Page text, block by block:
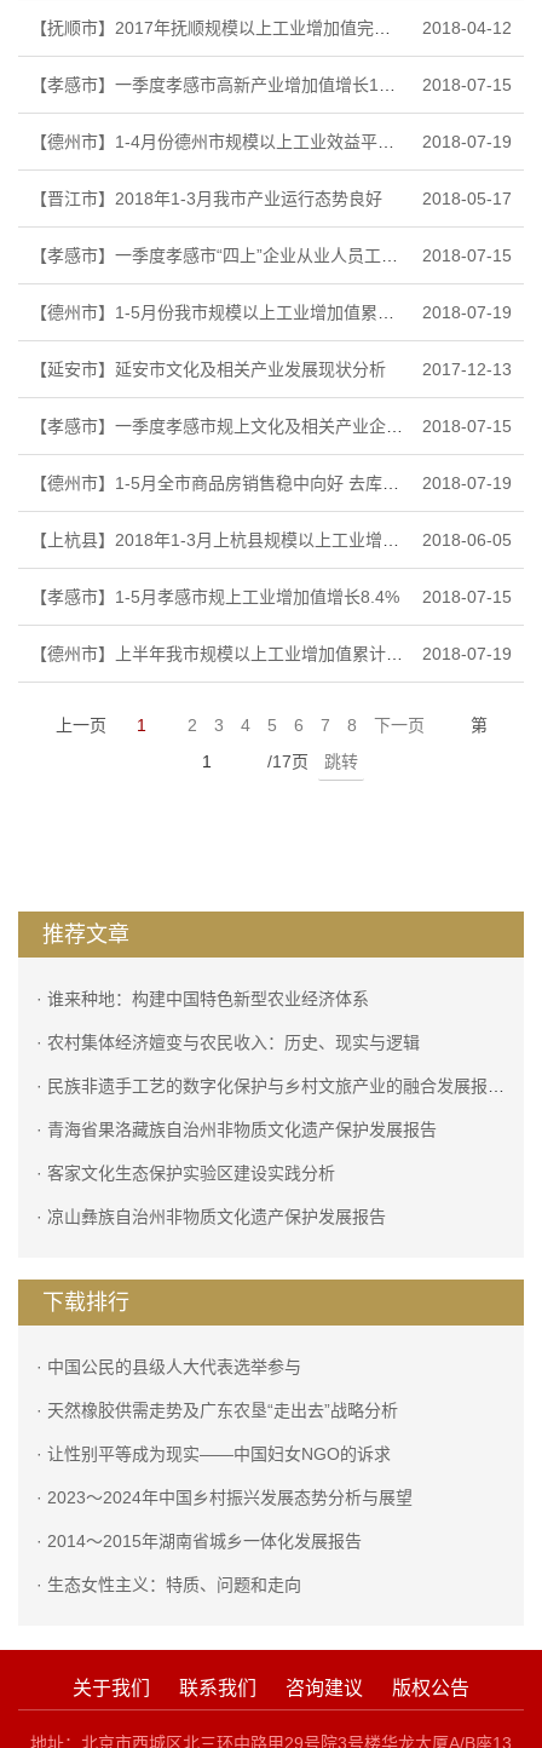
2018-04-12
【抚顺市】2017年抚顺规模以上工业增加值完成情况
2018-07-15
【孝感市】一季度孝感市高新产业增加值增长13.7%
2018-07-19
【德州市】1-4月份德州市规模以上工业效益平稳运行
2018-05-17
【晋江市】2018年1-3月我市产业运行态势良好
2018-07-15
【孝感市】一季度孝感市“四上”企业从业人员工资增长3.4%
2018-07-19
【德州市】1-5月份我市规模以上工业增加值累计增长8.0%
2017-12-13
【延安市】延安市文化及相关产业发展现状分析
2018-07-15
【孝感市】一季度孝感市规上文化及相关产业企业营业收入增长12.1%
2018-07-19
【德州市】1-5月全市商品房销售稳中向好 去库存成果继续巩固
2018-06-05
【上杭县】2018年1-3月上杭县规模以上工业增加值
2018-07-15
【孝感市】1-5月孝感市规上工业增加值增长8.4%
2018-07-19
【德州市】上半年我市规模以上工业增加值累计增长7.9%
上一页 1 2 3 4 5 6 7 8 下一页
第
/17页
跳转
推荐文章
· 谁来种地：构建中国特色新型农业经济体系
· 农村集体经济嬗变与农民收入：历史、现实与逻辑
· 青海省果洛藏族自治州非物质文化遗产保护发展报告
· 客家文化生态保护实验区建设实践分析
· 凉山彝族自治州非物质文化遗产保护发展报告
下载排行
· 中国公民的县级人大代表选举参与
· 天然橡胶供需走势及广东农垦“走出去”战略分析
· 让性别平等成为现实——中国妇女NGO的诉求
· 2023～2024年中国乡村振兴发展态势分析与展望
· 2014～2015年湖南省城乡一体化发展报告
· 生态女性主义：特质、问题和走向
关于我们 联系我们 咨询建议 版权公告
地址：北京市西城区北三环中路甲29号院3号楼华龙大厦A/B座13